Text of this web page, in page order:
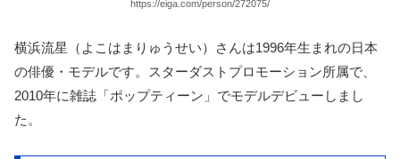
https://eiga.com/person/272075/
横浜流星（よこはまりゅうせい）さんは1996年生まれの日本
の俳優・モデルです。スターダストプロモーション所属で、
2010年に雑誌「ポップティーン」でモデルデビューしまし
た。